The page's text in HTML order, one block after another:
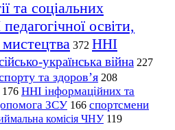
та соціальних
освіти,
мистецтва 372 ННІ
українська війна 227
та здоров’я 208
176 ННІ інформаційних та
ЗСУ 166 спортсмени
комісія ЧНУ 119